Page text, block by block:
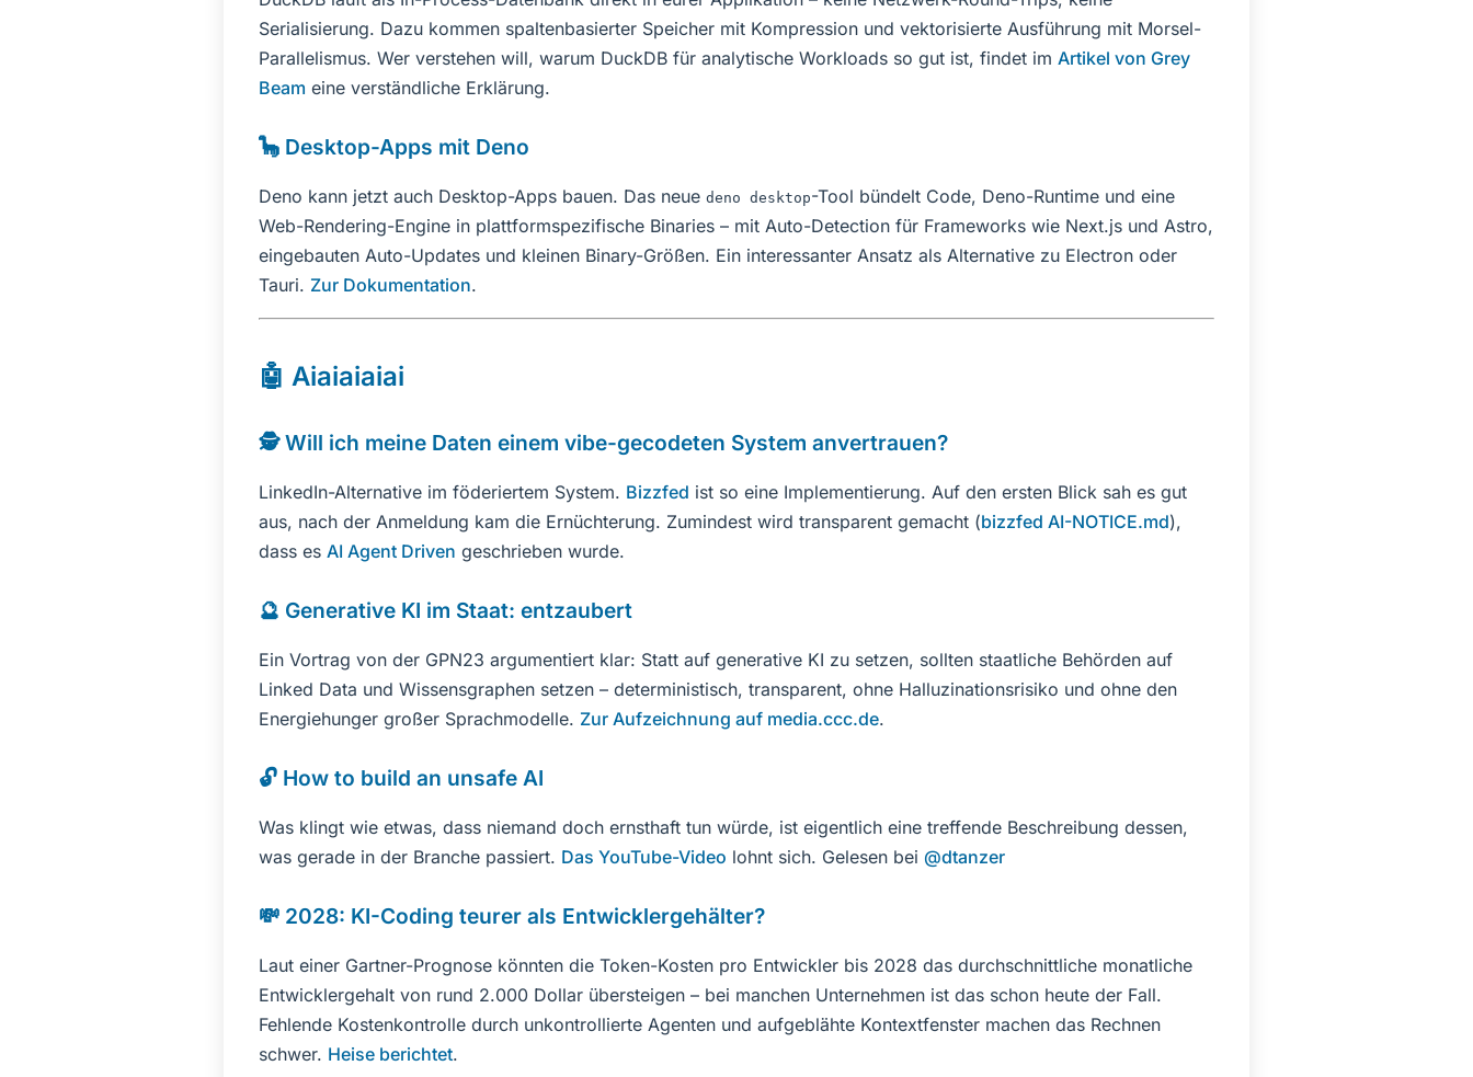
Serialisierung. Dazu kommen spaltenbasierter Speicher mit Kompression und vektorisierte Ausführung mit Morsel-
Parallelismus. Wer verstehen will, warum DuckDB für analytische Workloads so gut ist, findet im Artikel von Grey
Beam eine verständliche Erklärung.
🦕 Desktop-Apps mit Deno
Deno kann jetzt auch Desktop-Apps bauen. Das neue deno desktop-Tool bündelt Code, Deno-Runtime und eine
Web-Rendering-Engine in plattformspezifische Binaries – mit Auto-Detection für Frameworks wie Next.js und Astro,
eingebauten Auto-Updates und kleinen Binary-Größen. Ein interessanter Ansatz als Alternative zu Electron oder
Tauri. Zur Dokumentation.
🤖 Aiaiaiaiai
🕵️ Will ich meine Daten einem vibe-gecodeten System anvertrauen?
LinkedIn-Alternative im föderiertem System. Bizzfed ist so eine Implementierung. Auf den ersten Blick sah es gut
aus, nach der Anmeldung kam die Ernüchterung. Zumindest wird transparent gemacht (bizzfed AI-NOTICE.md),
dass es AI Agent Driven geschrieben wurde.
🔮 Generative KI im Staat: entzaubert
Ein Vortrag von der GPN23 argumentiert klar: Statt auf generative KI zu setzen, sollten staatliche Behörden auf
Linked Data und Wissensgraphen setzen – deterministisch, transparent, ohne Halluzinationsrisiko und ohne den
Energiehunger großer Sprachmodelle. Zur Aufzeichnung auf media.ccc.de.
🔓 How to build an unsafe AI
Was klingt wie etwas, dass niemand doch ernsthaft tun würde, ist eigentlich eine treffende Beschreibung dessen,
was gerade in der Branche passiert. Das YouTube-Video lohnt sich. Gelesen bei @dtanzer
💸 2028: KI-Coding teurer als Entwicklergehälter?
Laut einer Gartner-Prognose könnten die Token-Kosten pro Entwickler bis 2028 das durchschnittliche monatliche
Entwicklergehalt von rund 2.000 Dollar übersteigen – bei manchen Unternehmen ist das schon heute der Fall.
Fehlende Kostenkontrolle durch unkontrollierte Agenten und aufgeblähte Kontextfenster machen das Rechnen
schwer. Heise berichtet.